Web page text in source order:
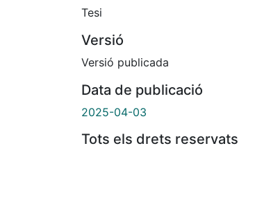
Tesi
Versió
Versió publicada
Data de publicació
2025-04-03
Tots els drets reservats